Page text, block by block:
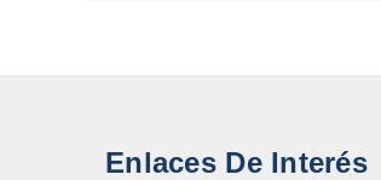
Enlaces De Interés